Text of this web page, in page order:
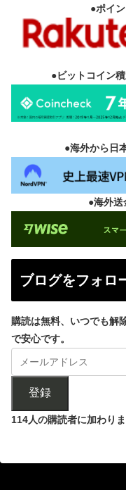
●ポイ
●ビットコイン
●海外から日
●海外送
ブログをフォロ
購読は無料、いつでも解
で安心です。
登録
114人の購読者に加わり